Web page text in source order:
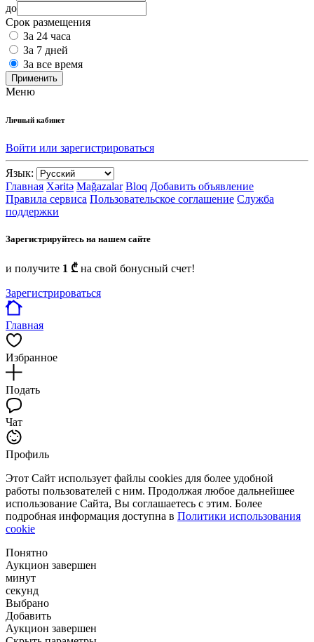
до
Срок размещения
За 24 часа
За 7 дней
За все время
Применить
Меню
Личный кабинет
Войти или зарегистрироваться
Язык:
Главная Xəritə Mağazalar Bloq Добавить объявление
Правила сервиса Пользовательское соглашение Служба
поддержки
Зарегистрируйтесь на нашем сайте
и получите 1 ₾ на свой бонусный счет!
Зарегистрироваться
Главная
Избранное
Подать
Чат
Профиль
Этот Сайт использует файлы cookies для более удобной
работы пользователей с ним. Продолжая любое дальнейшее
использование Сайта, Вы соглашаетесь с этим. Более
подробная информация доступна в Политики использования
cookie
Понятно
Аукцион завершен
минут
секунд
Выбрано
Добавить
Аукцион завершен